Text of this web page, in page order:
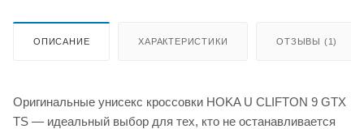
ОПИСАНИЕ ХАРАКТЕРИСТИКИ ОТЗЫВЫ (1)
Оригинальные унисекс кроссовки HOKA U CLIFTON 9 GTX
TS — идеальный выбор для тех, кто не останавливается